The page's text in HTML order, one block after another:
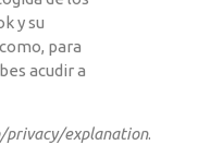
y su
para
acudir a
explanation.